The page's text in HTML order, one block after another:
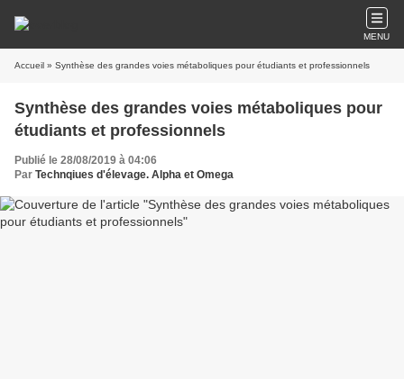
MENU
Accueil » Synthèse des grandes voies métaboliques pour étudiants et professionnels
Synthèse des grandes voies métaboliques pour
étudiants et professionnels
Publié le 28/08/2019 à 04:06
Par Technqiues d'élevage. Alpha et Omega